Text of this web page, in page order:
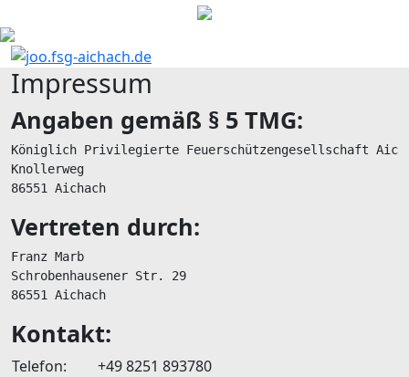
Impressum
Angaben gemäß § 5 TMG:
Königlich Privilegierte Feuerschützengesellschaft
Knollerweg
86551 Aichach
Vertreten durch:
Franz Marb
Schrobenhausener Str. 29
86551 Aichach
Kontakt:
Telefon:
+49 8251 893780